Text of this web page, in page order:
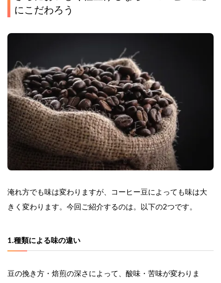
にこだわろう
淹れ方でも味は変わりますが、コーヒー豆によっても味は大
きく変わります。今回ご紹介するのは。以下の2つです。
1.種類による味の違い
豆の挽き方・焙煎の深さによって、酸味・苦味が変わりま